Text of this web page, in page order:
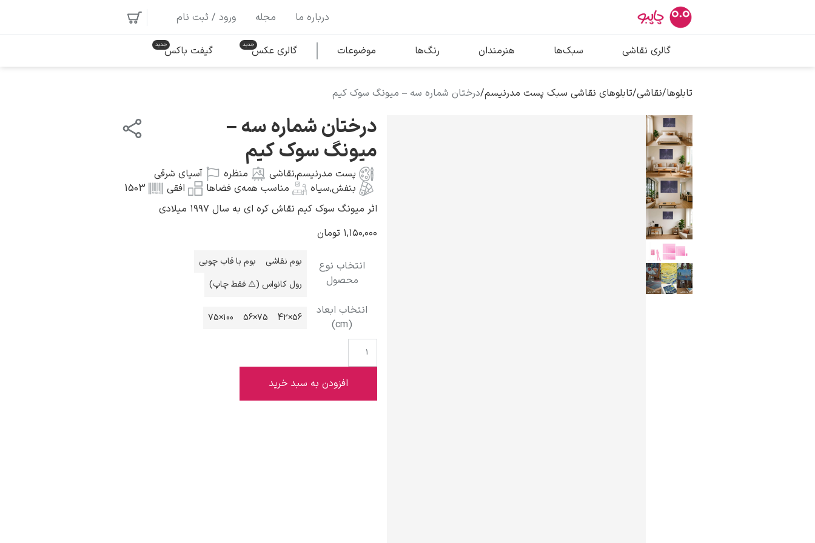
بیشترین جستجوها
پیکاسو
سالوادور دالی
محبوب‌ترین هنرمندان
درباره ما مجله ورود / ثبت نام
گالری نقاشی سبک‌ها هنرمندان رنگ‌ها موضوعات گالری عکس گیفت باکس
تابلوها/نقاشی/تابلوهای نقاشی سبک پست مدرنیسم/درختان شماره سه – میونگ سوک کیم
درختان شماره سه –
میونگ سوک کیم
پست مدرنیسم,نقاشی منظره
آسیای شرقی
بنفش,سیاه مناسب همه‌ی فضاها افقی
1503
اثر میونگ سوک کیم نقاش کره ای به سال ۱۹۹۷ میلادی
۱,۱۵۰,۰۰۰ تومان
انتخاب نوع
محصول
بوم نقاشی
بوم با قاب چوبی
رول کانواس (⚠️ فقط چاپ)
انتخاب ابعاد
(cm)
56×42
75×56
100×75
افزودن به سبد خرید